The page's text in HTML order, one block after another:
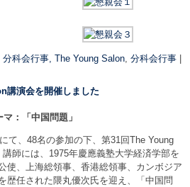
分科会行事, The Young Salon 分科会行事 |
講演会を開催しました
マ：「中国問題」
て、48名の参加の下、第31回The Young
師には、1975年慶應義塾大学経済学部を
使、上海総領事、香港総領事、カンボジア
歴任された隈丸優次氏を迎え、「中国問